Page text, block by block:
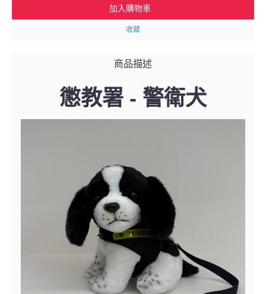
加入購物車
收藏
商品描述
懲教署 - 警衛犬